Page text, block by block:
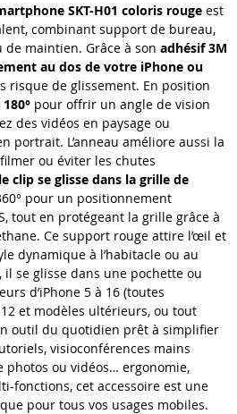
SKT-H01 coloris rouge est
combinant support de bureau,
de maintien. Grâce à son adhésif 3M
au dos de votre iPhone ou
risque de glissement. En position
180° pour offrir un angle de vision
des vidéos en paysage ou
portrait. L’anneau améliore aussi la
ou éviter les chutes
le clip se glisse dans la grille de
pour un positionnement
tout en protégeant la grille grâce à
Ce support rouge attire l’œil et
dynamique à l’habitacle ou au
il se glisse dans une pochette ou
d’iPhone 5 à 16 (toutes
12 et modèles ultérieurs, ou tout
outil du quotidien prêt à simplifier
visioconférences mains
photos ou vidéos… ergonomie,
-fonctions, cet accessoire est une
pour tous vos usages mobiles.